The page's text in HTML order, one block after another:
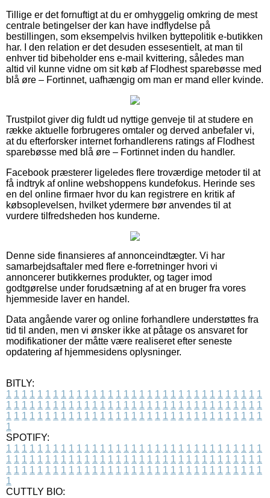
Tillige er det fornuftigt at du er omhyggelig omkring de mest
centrale betingelser der kan have indflydelse på
bestillingen, som eksempelvis hvilken byttepolitik e-butikken
har. I den relation er det desuden essesentielt, at man til
enhver tid bibeholder ens e-mail kvittering, således man
altid vil kunne vidne om sit køb af Flodhest sparebøsse med
blå øre – Fortinnet, uafhængig om man er mand eller kvinde.
Trustpilot giver dig fuldt ud nyttige genveje til at studere en
række aktuelle forbrugeres omtaler og derved anbefaler vi,
at du efterforsker internet forhandlerens ratings af Flodhest
sparebøsse med blå øre – Fortinnet inden du handler.
Facebook præsterer ligeledes flere troværdige metoder til at
få indtryk af online webshoppens kundefokus. Herinde ses
en del online firmaer hvor du kan registrere en kritik af
købsoplevelsen, hvilket ydermere bør anvendes til at
vurdere tilfredsheden hos kunderne.
Denne side finansieres af annonceindtægter. Vi har
samarbejdsaftaler med flere e-forretninger hvori vi
annoncerer butikkernes produkter, og tager imod
godtgørelse under forudsætning af at en bruger fra vores
hjemmeside laver en handel.
Data angående varer og online forhandlere understøttes fra
tid til anden, men vi ønsker ikke at påtage os ansvaret for
modifikationer der måtte være realiseret efter seneste
opdatering af hjemmesidens oplysninger.
BITLY:
1 1 1 1 1 1 1 1 1 1 1 1 1 1 1 1 1 1 1 1 1 1 1 1 1 1 1 1 1 1 1 1 1
1 1 1 1 1 1 1 1 1 1 1 1 1 1 1 1 1 1 1 1 1 1 1 1 1 1 1 1 1 1 1 1 1
1 1 1 1 1 1 1 1 1 1 1 1 1 1 1 1 1 1 1 1 1 1 1 1 1 1 1 1 1 1 1 1 1
1
SPOTIFY:
1 1 1 1 1 1 1 1 1 1 1 1 1 1 1 1 1 1 1 1 1 1 1 1 1 1 1 1 1 1 1 1 1
1 1 1 1 1 1 1 1 1 1 1 1 1 1 1 1 1 1 1 1 1 1 1 1 1 1 1 1 1 1 1 1 1
1 1 1 1 1 1 1 1 1 1 1 1 1 1 1 1 1 1 1 1 1 1 1 1 1 1 1 1 1 1 1 1 1
1
CUTTLY BIO: